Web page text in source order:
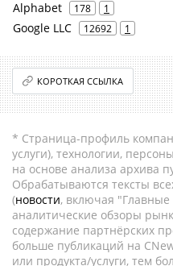
Alphabet 178 1
Google LLC 12692 1
КОРОТКАЯ ССЫЛКА
* Страница-профиль
услуги), технологии,
на основе анализа архива
Обрабатываются тексты
(новости, включая "Главные
аналитические обзоры
содержание партнёрских
больше публикаций на
или продукта/услуги, тем